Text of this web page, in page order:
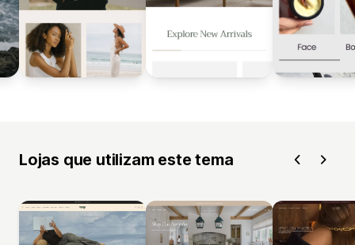
Lojas que utilizam este tema